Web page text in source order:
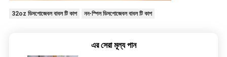
32oz ডিসপোজেবল বাবল টি কাপ নন-স্পিল ডিসপোজেবল বাবল টি কাপ
এর সেরা মূল্য পান